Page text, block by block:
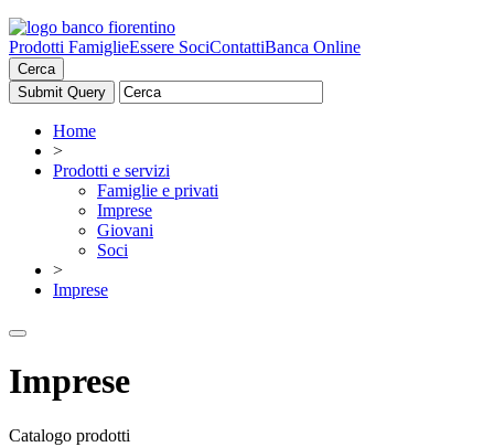
Prodotti FamiglieEssere SociContattiBanca Online
Cerca
Home
>
Prodotti e servizi
Famiglie e privati
Imprese
Giovani
Soci
>
Imprese
Imprese
Catalogo prodotti